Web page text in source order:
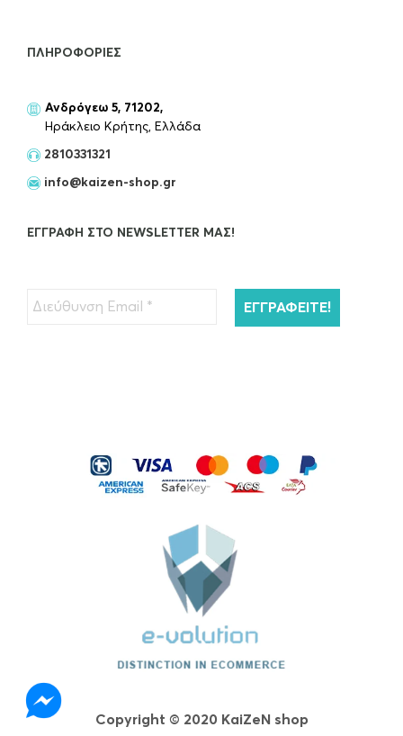
ΠΛΗΡΟΦΟΡΊΕΣ
Ανδρόγεω 5, 71202,
Ηράκλειο Κρήτης, Ελλάδα
2810331321
info@kaizen-shop.gr
ΕΓΓΡΑΦΉ ΣΤΟ NEWSLETTER ΜΑΣ!
Copyright © 2020 KaiZeN shop